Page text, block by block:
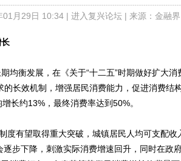
01月29日 10:34 | 进入复兴论坛| 来源：金融
衡发展，在《关于“十二五”时期做好扩大消
的长效机制，增强居民消费能力，促进消费结
长约13%，最终消费率达到50%。
有望取得重大突破，城镇居民人均可支配收
步下降，刺激实际消费增速回升，同时在政